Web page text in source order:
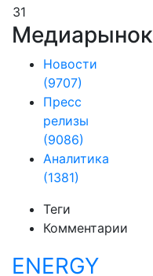
31
Медиарынок
Новости
(9707)
Пресс
релизы
(9086)
Аналитика
(1381)
Теги
Комментарии
ENERGY